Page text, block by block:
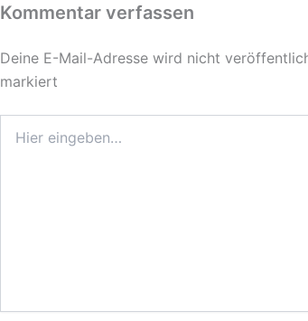
Kommentar verfassen
Deine E-Mail-Adresse wird nicht
markiert
eingeben…